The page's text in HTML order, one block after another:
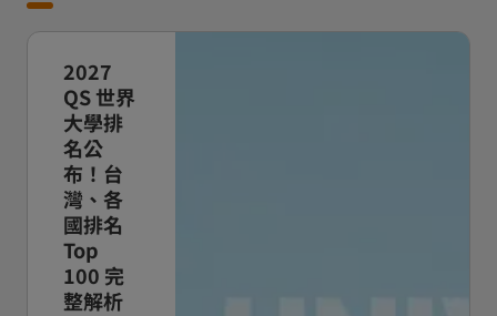
2027
QS 世界
大學排
名公
布！台
灣、各
國排名
Top
100 完
整解析